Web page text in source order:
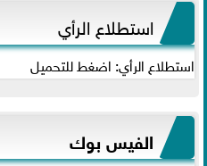
استطلاع الرأي
استطلاع الرأي: اضغط للتحميل
الفيس بوك